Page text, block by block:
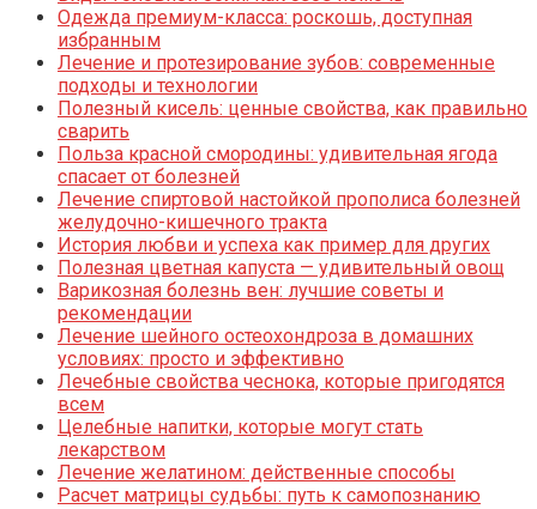
Одежда премиум-класса: роскошь, доступная
избранным
Лечение и протезирование зубов: современные
подходы и технологии
Полезный кисель: ценные свойства, как правильно
сварить
Польза красной смородины: удивительная ягода
спасает от болезней
Лечение спиртовой настойкой прополиса болезней
желудочно-кишечного тракта
История любви и успеха как пример для других
Полезная цветная капуста — удивительный овощ
Варикозная болезнь вен: лучшие советы и
рекомендации
Лечение шейного остеохондроза в домашних
условиях: просто и эффективно
Лечебные свойства чеснока, которые пригодятся
всем
Целебные напитки, которые могут стать
лекарством
Лечение желатином: действенные способы
Расчет матрицы судьбы: путь к самопознанию